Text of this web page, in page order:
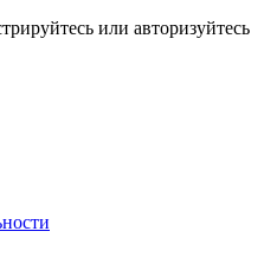
или авторизуйтесь